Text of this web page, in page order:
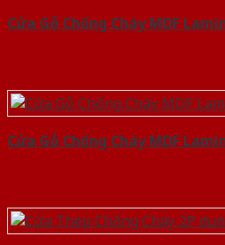
Cửa Gỗ Chống Cháy MDF
Cửa Gỗ Chống Cháy MDF